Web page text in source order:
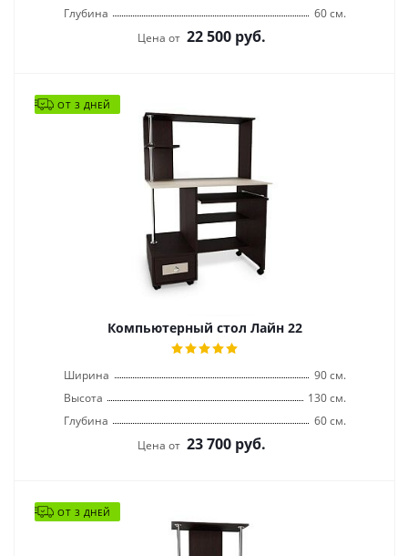
Глубина
60 см.
Цена от 22 500 руб.
ОТ 3 ДНЕЙ
Компьютерный стол Лайн 22
Ширина
90 см.
Высота
130 см.
Глубина
60 см.
Цена от 23 700 руб.
ОТ 3 ДНЕЙ